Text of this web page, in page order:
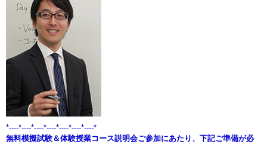
*----*----*----*----*----*----*----*
無料模擬試験＆体験授業コース説明会ご参加にあたり、下記ご準備が必